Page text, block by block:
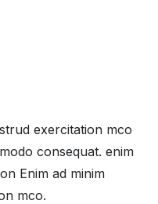
exercitation mco
consequat. enim
Enim ad minim
mco.